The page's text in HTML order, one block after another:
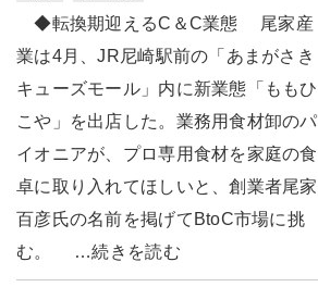
◆転換期迎えるC＆C業態 尾家産
業は4月、JR尼崎駅前の「あまがさき
キューズモール」内に新業態「ももひ
こや」を出店した。業務用食材卸のパ
イオニアが、プロ専用食材を家庭の食
卓に取り入れてほしいと、創業者尾家
百彦氏の名前を掲げてBtoC市場に挑
む。 …続きを読む